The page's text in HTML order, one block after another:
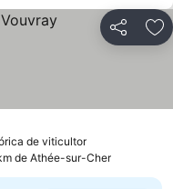
Partilhar
de viticultorVer preços
de Athée-sur-Cher